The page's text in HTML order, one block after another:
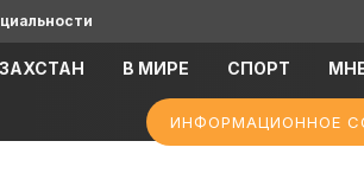
В МИРЕ СПОРТ
ИНФОРМАЦИОННОЕ